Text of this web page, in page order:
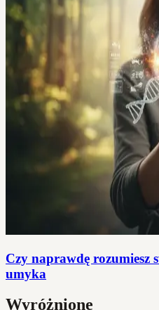
Czy naprawdę rozumiesz
umyka
Wyróżnione